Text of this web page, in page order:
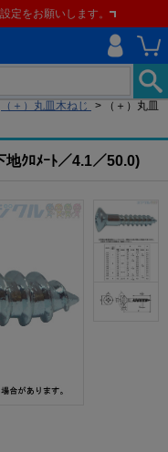
定をお願いします。
（＋）丸皿木ねじ >
（＋）丸皿
地ｸﾛﾒｰﾄ／4.1／50.0)